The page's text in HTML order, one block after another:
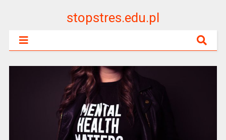
stopstres.edu.pl